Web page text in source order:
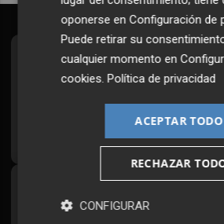
Suscríbete al
¡Quiero
Síguenos en
oponerse enConfiguración de
Puede retirar su
cualquier momento en
cookies.Política de privacidad
ACEPTAR TODO
RECHAZAR
CONFIGURAR